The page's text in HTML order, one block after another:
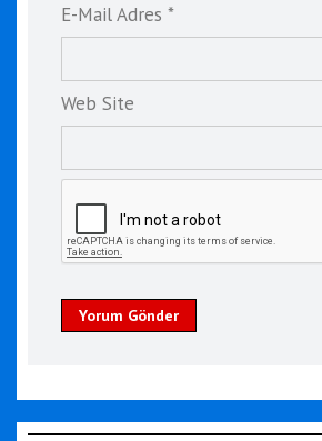
E-Mail Adres *
Web Site
Yorum Gönder